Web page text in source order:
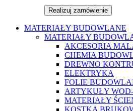
Realizuj zamówienie
MATERIAŁY BUDOWLANE
MATERIAŁY
AKCESORIA
CHEMIA
DREWNO
ELEKTRYKA
FOLIE
ARTYKUŁY
MATERIAŁY